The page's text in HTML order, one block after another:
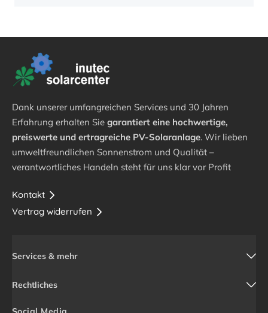
Dank unserer umfangreichen Services und 30 Jahren
Erfahrung erhalten Sie garantiert eine hochwertige,
preiswerte und ertragreiche PV-Solaranlage. Wir lieben
umweltfreundlichen Sonnenstrom und Qualität –
verantwortliches Handeln steht für uns klar vor Profit
Kontakt
Vertrag widerrufen
Services & mehr
Rechtliches